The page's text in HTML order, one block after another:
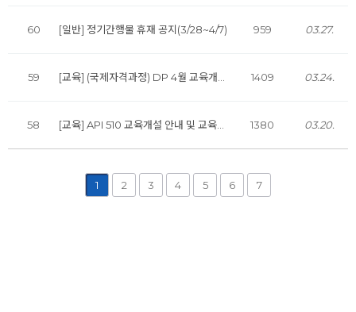
60 [일반] 정기간행물 휴재 공지(3/28~4/7) 959 03.27.
59 1409 03.24.
58 1380 03.20.
1 2 3 4 5 6 7